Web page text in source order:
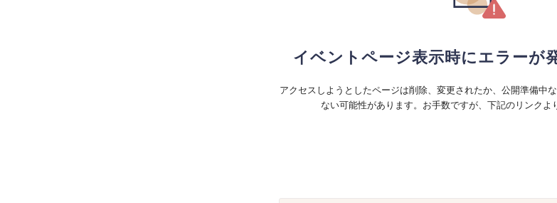
イベントページ表示時にエラーが
アクセスしようとしたページは削除、変更されたか、公開準備中
ない可能性があります。お手数ですが、下記のリンクよ